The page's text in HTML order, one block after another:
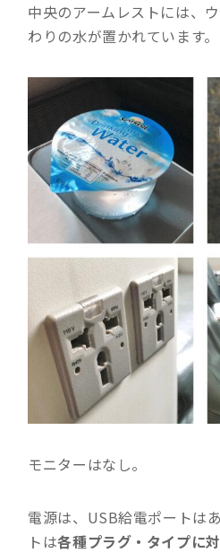
中央のアームレストには、
わりの水が置かれています。
モニターはなし。
電源は、USB給電ポートは
トは各種プラグ・タイプに